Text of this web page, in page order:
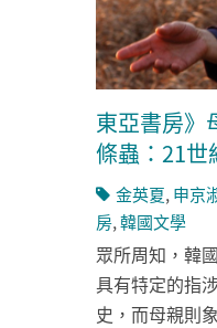
東亞書房》
條蟲：21
金英夏, 申京
房,韓國文學
眾所周知，韓
具有特定的指
史，而母親則